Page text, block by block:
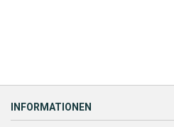
INFORMATIONEN